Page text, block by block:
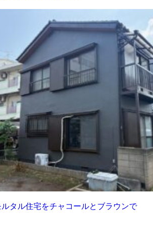
ルタル住宅をチャコールとブラウンで